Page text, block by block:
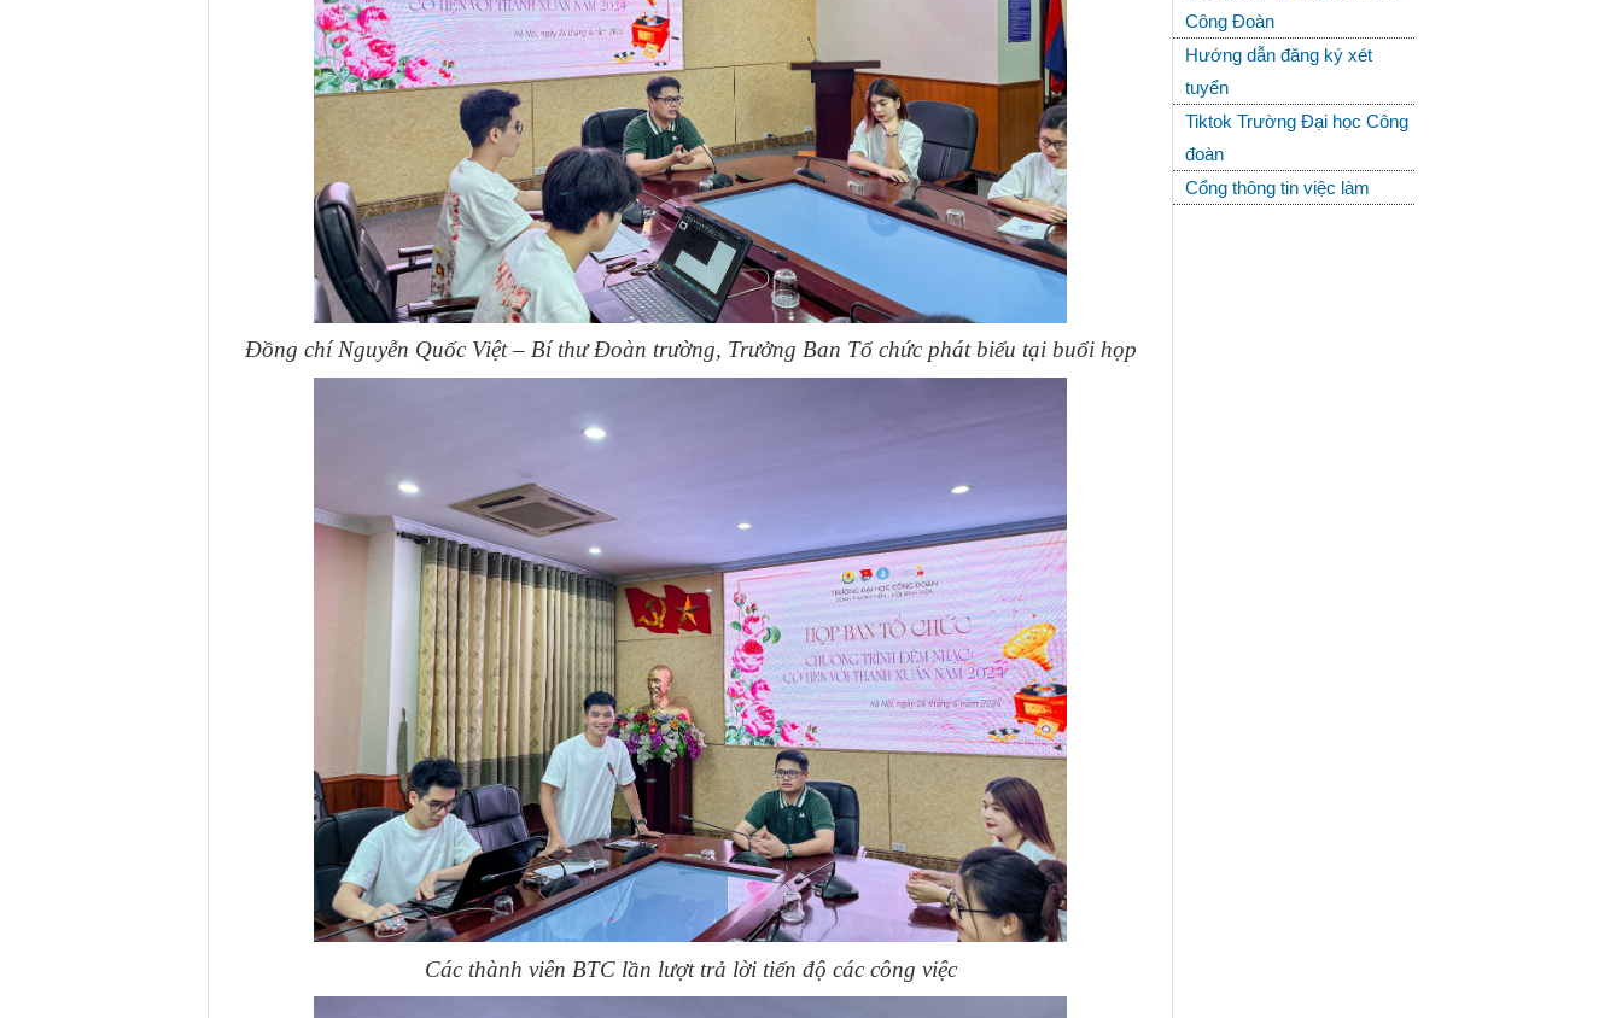
Đồng chí Nguyễn Quốc Việt – Bí thư Đoàn trường, Trưởng Ban Tổ chức phát biểu tại buổi họp
Các thành viên BTC lần lượt trả lời tiến độ các công việc
Công Đoàn
Hướng dẫn đăng ký xét
tuyển
Tiktok Trường Đại học Công
đoàn
Cổng thông tin việc làm